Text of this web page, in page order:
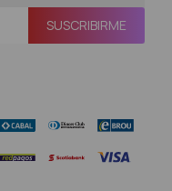
SUSCRIBIRME